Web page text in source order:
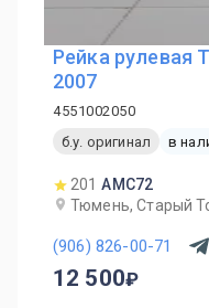
Рейка рулевая
2007
4551002050
б.у. оригинал
в
201 AMC72
Тюмень, Старый
(906) 826-00-71
12 500